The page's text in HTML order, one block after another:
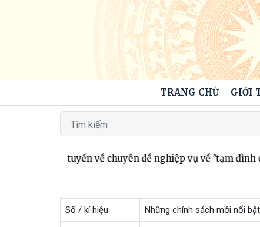
TRANG CHỦ GIỚI
nghị trực tuyến về chuyên đề nghiệp vụ về "tạm đình
Số / kí hiệu Những chính sách mới nổi